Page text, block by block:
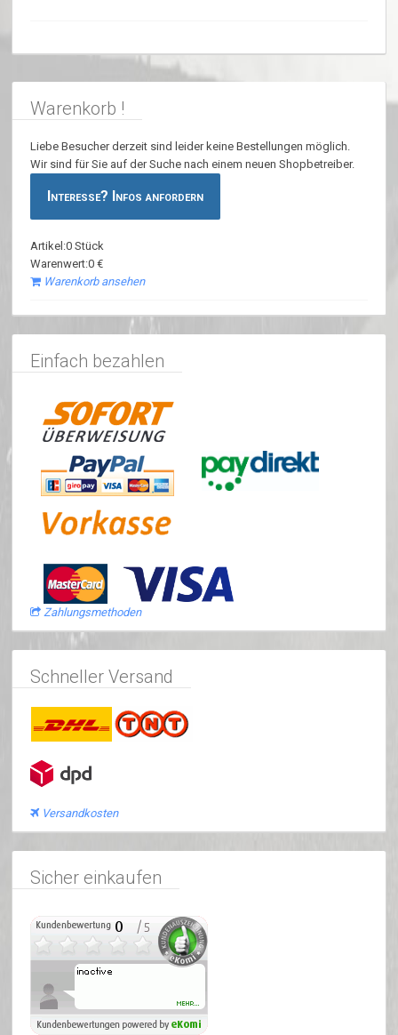
Warenkorb !
Liebe Besucher derzeit sind leider keine Bestellungen möglich.
Wir sind für Sie auf der Suche nach einem neuen Shopbetreiber.
Interesse? Infos anfordern
Artikel:0 Stück
Warenwert:0 €
Warenkorb ansehen
Einfach bezahlen
Zahlungsmethoden
Schneller Versand
Versandkosten
Sicher einkaufen